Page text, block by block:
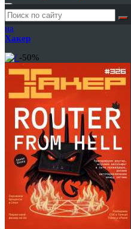
Годовая
подписка
на
Хакер
-50%